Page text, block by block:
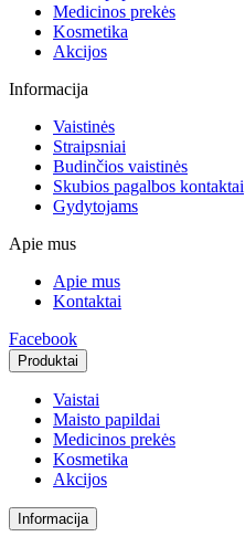
Medicinos prekės
Kosmetika
Akcijos
Informacija
Vaistinės
Straipsniai
Budinčios vaistinės
Skubios pagalbos kontaktai
Gydytojams
Apie mus
Apie mus
Kontaktai
Facebook
Produktai
Vaistai
Maisto papildai
Medicinos prekės
Kosmetika
Akcijos
Informacija